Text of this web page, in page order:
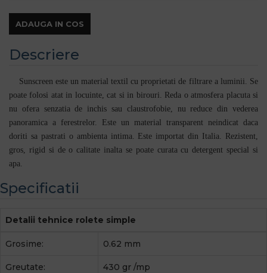
ADAUGA IN COS
Descriere
Sunscreen este un material textil cu proprietati de filtrare a luminii. Se
poate folosi atat in locuinte, cat si in birouri. Reda o atmosfera placuta si
nu ofera senzatia de inchis sau claustrofobie, nu reduce din vederea
panoramica a ferestrelor. Este un material transparent neindicat daca
doriti sa pastrati o ambienta intima. Este importat din Italia. Rezistent,
gros, rigid si de o calitate inalta se poate curata cu detergent special si
apa.
Specificatii
Detalii tehnice rolete simple
Grosime: 0.62 mm
Greutate: 430 gr /mp